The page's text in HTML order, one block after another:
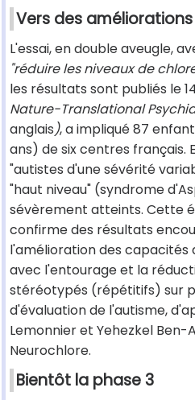
Vers des
L'essai, en double aveugle,
"réduire les niveaux de
les résultats sont publiés le
Nature-Translational
anglais), a impliqué 87
ans) de six centres français.
"autistes d'une sévérité
"haut niveau" (syndrome
sévèrement atteints. Cette
confirme des résultats
l'amélioration des capacités
avec l'entourage et la
stéréotypés (répétitifs) sur
d'évaluation de l'autisme,
Lemonnier et Yehezkel Ben-
Neurochlore.
Bientôt la phase 3